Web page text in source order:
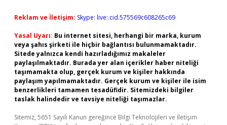
Reklam ve İletişim: Skype: live:.cid.575569c608265c69
Yasal Uyarı: Bu internet sitesi, herhangi bir marka, kurum
veya şahıs şirketi ile hiçbir bağlantısı bulunmamaktadır.
Sitede yalnızca kendi hazırladığımız makaleler
paylaşılmaktadır. Burada yer alan içerikler haber niteliği
taşımamakta olup, gerçek kurum ve kişiler hakkında
paylaşım yapılmamaktadır. Gerçek kurum ve kişiler ile isim
benzerlikleri tamamen tesadüfidir. Sitemizdeki bilgiler
taslak halindedir ve tavsiye niteliği taşımazlar.
Sitemiz, 5651 Sayılı Kanun gereğince Bilgi Teknolojileri ve İletişim